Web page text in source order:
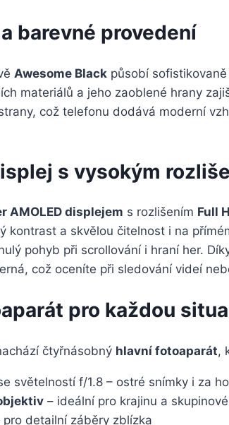
barevné provedení
Awesome Black působí
materiálů a jeho zaoblené hrany
což telefonu dodává moderní
s vysokým
AMOLED displejem s rozlišením Full
kontrast a skvělou čitelnost i na
pohyb při scrollování i hraní her.
což oceníte při sledování videí
pro každou
čtyřnásobný hlavní fotoaparát,
světelností f/1.8 – ostré snímky i za
– ideální pro krajinu a
pro detailní záběry zblízka